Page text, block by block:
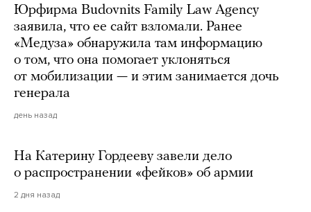
Юрфирма Budovnits Family Law Agency
заявила, что ее сайт взломали. Ранее
«Медуза» обнаружила там информацию
о том, что она помогает уклоняться
от мобилизации — и этим занимается дочь
генерала
день назад
На Катерину Гордееву завели дело
о распространении «фейков» об армии
2 дня назад